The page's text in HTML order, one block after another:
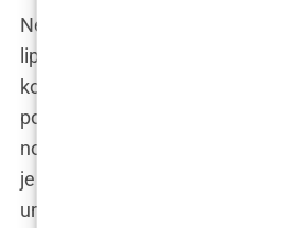
Neki stručnjaci čak istražuju
lipofilinga u kombinaciji s
kose. Iako je ovo još uvijek
područje, rezultati su
novemogućnosti za primjenu
je mnogo više od pukog
umjetnost oblikovanja tijela,